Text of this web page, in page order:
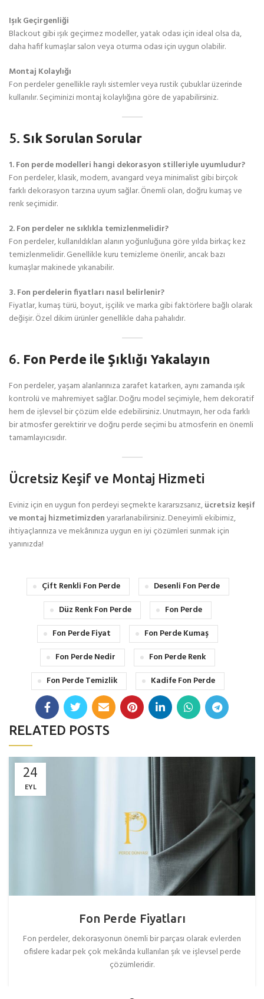
Işık Geçirgenliği
Blackout gibi ışık geçirmez modeller, yatak odası için ideal olsa da,
daha hafif kumaşlar salon veya oturma odası için uygun olabilir.
Montaj Kolaylığı
Fon perdeler genellikle raylı sistemler veya rustik çubuklar üzerinde
kullanılır. Seçiminizi montaj kolaylığına göre de yapabilirsiniz.
5. Sık Sorulan Sorular
1. Fon perde modelleri hangi dekorasyon stilleriyle uyumludur?
Fon perdeler, klasik, modern, avangard veya minimalist gibi birçok
farklı dekorasyon tarzına uyum sağlar. Önemli olan, doğru kumaş ve
renk seçimidir.
2. Fon perdeler ne sıklıkla temizlenmelidir?
Fon perdeler, kullanıldıkları alanın yoğunluğuna göre yılda birkaç kez
temizlenmelidir. Genellikle kuru temizleme önerilir, ancak bazı
kumaşlar makinede yıkanabilir.
3. Fon perdelerin fiyatları nasıl belirlenir?
Fiyatlar, kumaş türü, boyut, işçilik ve marka gibi faktörlere bağlı olarak
değişir. Özel dikim ürünler genellikle daha pahalıdır.
6. Fon Perde ile Şıklığı Yakalayın
Fon perdeler, yaşam alanlarınıza zarafet katarken, aynı zamanda ışık
kontrolü ve mahremiyet sağlar. Doğru model seçimiyle, hem dekoratif
hem de işlevsel bir çözüm elde edebilirsiniz. Unutmayın, her oda farklı
bir atmosfer gerektirir ve doğru perde seçimi bu atmosferin en önemli
tamamlayıcısıdır.
Ücretsiz Keşif ve Montaj Hizmeti
Eviniz için en uygun fon perdeyi seçmekte kararsızsanız,ücretsiz keşif
ve montaj hizmetimizdenyararlanabilirsiniz. Deneyimli ekibimiz,
ihtiyaçlarınıza ve mekânınıza uygun en iyi çözümleri sunmak için
yanınızda!
Çift Renkli Fon Perde
Desenli Fon Perde
Düz Renk Fon Perde
Fon Perde
Fon Perde Fiyat
Fon Perde Kumaş
Fon Perde Nedir
Fon Perde Renk
Fon Perde Temizlik
Kadife Fon Perde
RELATED POSTS
24
EYL
Fon Perde Fiyatları
Fon perdeler, dekorasyonun önemli bir parçası olarak evlerden
ofislere kadar pek çok mekânda kullanılan şık ve işlevsel perde
çözümleridir.